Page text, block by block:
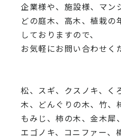
企業様や、施設様、マン
どの庭木、高木、植栽の
しておりますので、
お気軽にお問い合わせく
松、スギ、クスノキ、く
木、どんぐりの木、 竹、
もみじ、柿の木、金木犀
エゴノキ、コニファー、